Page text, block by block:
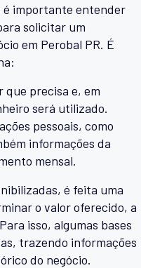
é importante entender
solicitar um
em Perobal PR. É
que precisa e, em
será utilizado.
pessoais, como
informações da
mensal.
é feita uma
o valor oferecido, a
isso, algumas bases
trazendo informações
do negócio.